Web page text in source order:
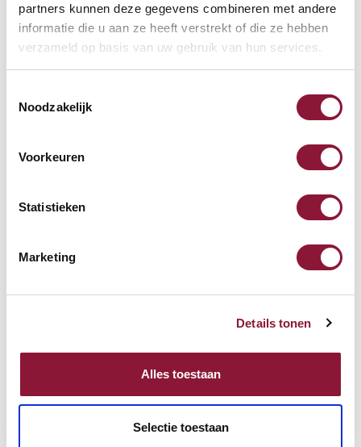
partners kunnen deze gegevens combineren met andere
informatie die u aan ze heeft verstrekt of die ze hebben
verzameld op basis van uw gebruik van hun services.
Noodzakelijk
Voorkeuren
Statistieken
Marketing
Details tonen
Alles toestaan
Selectie toestaan
Beschikbaar
Levertijd: 3-6 weken
Opzoek naar een offerte op maat? Maak je werkplek compleet
Toevoegen aan vergelijker
Laagste Prijsgarantie